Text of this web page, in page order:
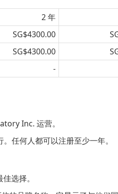
2 年
SG$4300.00
SG$4300.00
-
Inc. 运营。
任何人都可以注册至少一年。
选择。